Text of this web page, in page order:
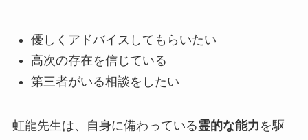
優しくアドバイスしてもらいたい
高次の存在を信じている
第三者がいる相談をしたい
虹龍先生は、自身に備わっている霊的な能力 を駆